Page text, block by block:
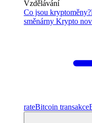
Vzdělávání
Co jsou kryptoměny?
směnárny Krypto
rateBitcoin transakce